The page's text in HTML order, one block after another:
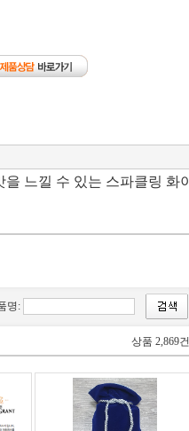
느낄 수 있는 스파클링 화이
명:
상품 2,869건